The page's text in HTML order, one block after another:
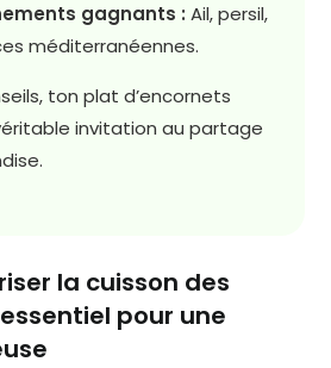
gagnants : Ail, persil,
méditerranéennes.
ton plat d’encornets
invitation au partage
la cuisson des
pour une